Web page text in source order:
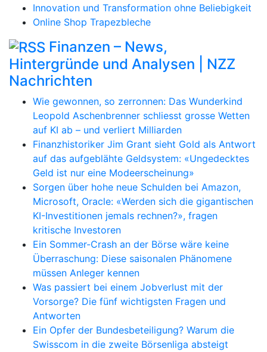
Innovation und Transformation ohne Beliebigkeit
Online Shop Trapezbleche
Finanzen – News,
Hintergründe und Analysen | NZZ
Nachrichten
Wie gewonnen, so zerronnen: Das Wunderkind
Leopold Aschenbrenner schliesst grosse Wetten
auf KI ab – und verliert Milliarden
Finanzhistoriker Jim Grant sieht Gold als Antwort
auf das aufgeblähte Geldsystem: «Ungedecktes
Geld ist nur eine Modeerscheinung»
Sorgen über hohe neue Schulden bei Amazon,
Microsoft, Oracle: «Werden sich die gigantischen
KI-Investitionen jemals rechnen?», fragen
kritische Investoren
Ein Sommer-Crash an der Börse wäre keine
Überraschung: Diese saisonalen Phänomene
müssen Anleger kennen
Was passiert bei einem Jobverlust mit der
Vorsorge? Die fünf wichtigsten Fragen und
Antworten
Ein Opfer der Bundesbeteiligung? Warum die
Swisscom in die zweite Börsenliga absteigt